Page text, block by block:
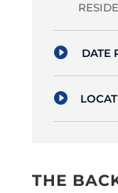
 DATE

THE